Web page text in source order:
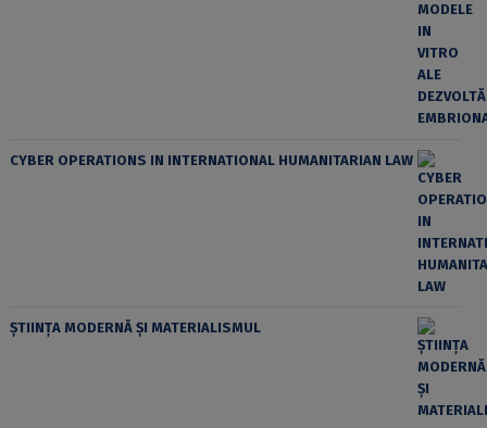
CYBER OPERATIONS IN INTERNATIONAL HUMANITARIAN LAW
ȘTIINȚA MODERNĂ ȘI MATERIALISMUL